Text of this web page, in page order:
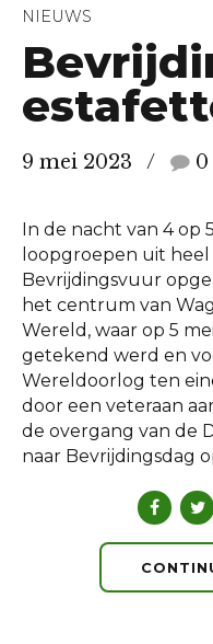
NIEUWS
9 mei 2023 0
In de nacht van 4 op
loopgroepen uit
Bevrijdingsvuur
het centrum van
Wereld, waar op 5
getekend werd en
Wereldoorlog ten
door een veteraan
de overgang van de
naar Bevrijdingsdag